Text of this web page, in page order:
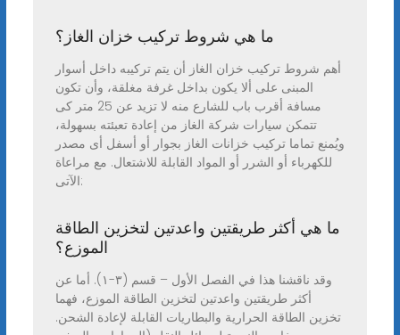
ما هي شروط تركيب خزان الغاز؟
أهم شروط تركيب خزان الغاز أن يتم تركيبه داخل أسوار
المبنى على ألا يكون بداخل غرفة مغلقة، وأن تكون
مسافة أقرب باب للشارع منه لا تزيد عن 25 متر كى
تتمكن سيارات شركة الغاز من إعادة تعبئته بسهولة،
ويُمنع تماما تركيب خزانات الغاز بجوار أو أسفل أى مصدر
للكهرباء أو الشرر أو المواد القابلة للاشتعال. مع مراعاة
الآتى:
ما هي أكثر طريقتين واعدتين لتخزين الطاقة
الموزع؟
وقد ناقشنا هذا في الفصل الأول – قسم (٣-١). أما عن
أكثر طريقتين واعدتين لتخزين الطاقة الموزع، فهما
تخزين الطاقة الحرارية والبطاريات القابلة لإعادة الشحن.